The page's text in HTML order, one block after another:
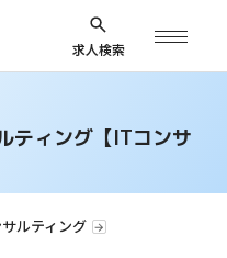
求人検索
ティング【ITコンサ
ルティング